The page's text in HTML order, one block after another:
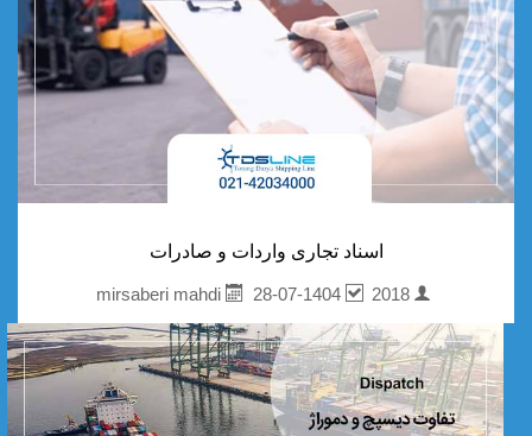
اسناد تجاری واردات و صادرات
mirsaberi mahdi
28-07-1404 2018